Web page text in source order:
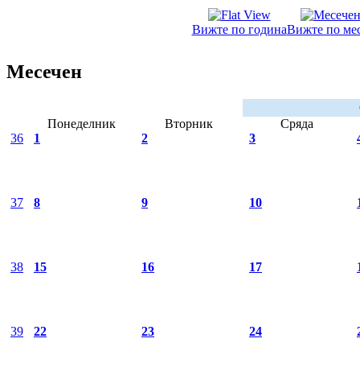
Вижте по годинаВижте по
Месечен
Понеделник
Вторник
Сряда
36
1 2 3
37 8 9 10
38 15 16 17
39 22 23 24